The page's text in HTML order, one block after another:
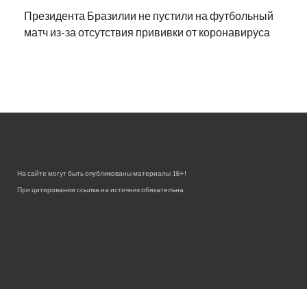
Президента Бразилии не пустили на футбольный
матч из-за отсутствия прививки от коронавируса
На сайте могут быть опубликованы материалы 18+!
При цитировании ссылка на источник обязательна.